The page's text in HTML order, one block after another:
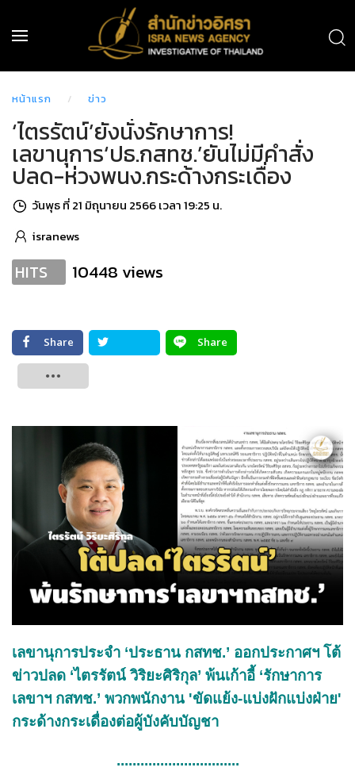
หน้าแรก ข่าว
‘ไตรรัตน์’ยังนั่งรักษาการ!
เลขานุการ‘ปธ.กสทช.’ยันไม่มีคำสั่ง
ปลด-ห่วงพนง.กระด้างกระเดื่อง
วันพุธ ที่ 21 มิถุนายน 2566 เวลา 19:25 น.
isranews
HITS 10448 views
Share
Share
เลขานุการประจำ ‘ประธาน กสทช.’ ออกประกาศฯ โต้
ข่าวปลด ‘ไตรรัตน์ วิริยะศิริกุล’ พ้นเก้าอี้ ‘รักษาการ
เลขาฯ กสทช.’ พวกพนักงาน 'ขัดแย้ง-แบ่งฝักแบ่งฝ่าย'
กระด้างกระเดื่องต่อผู้บังคับบัญชา
...............................